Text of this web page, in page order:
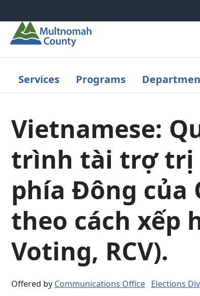
Services Programs
Vietnamese:
trình tài trợ trị
phía Đông
theo cách xếp
Voting, RCV).
Offered by Communications Office Elections